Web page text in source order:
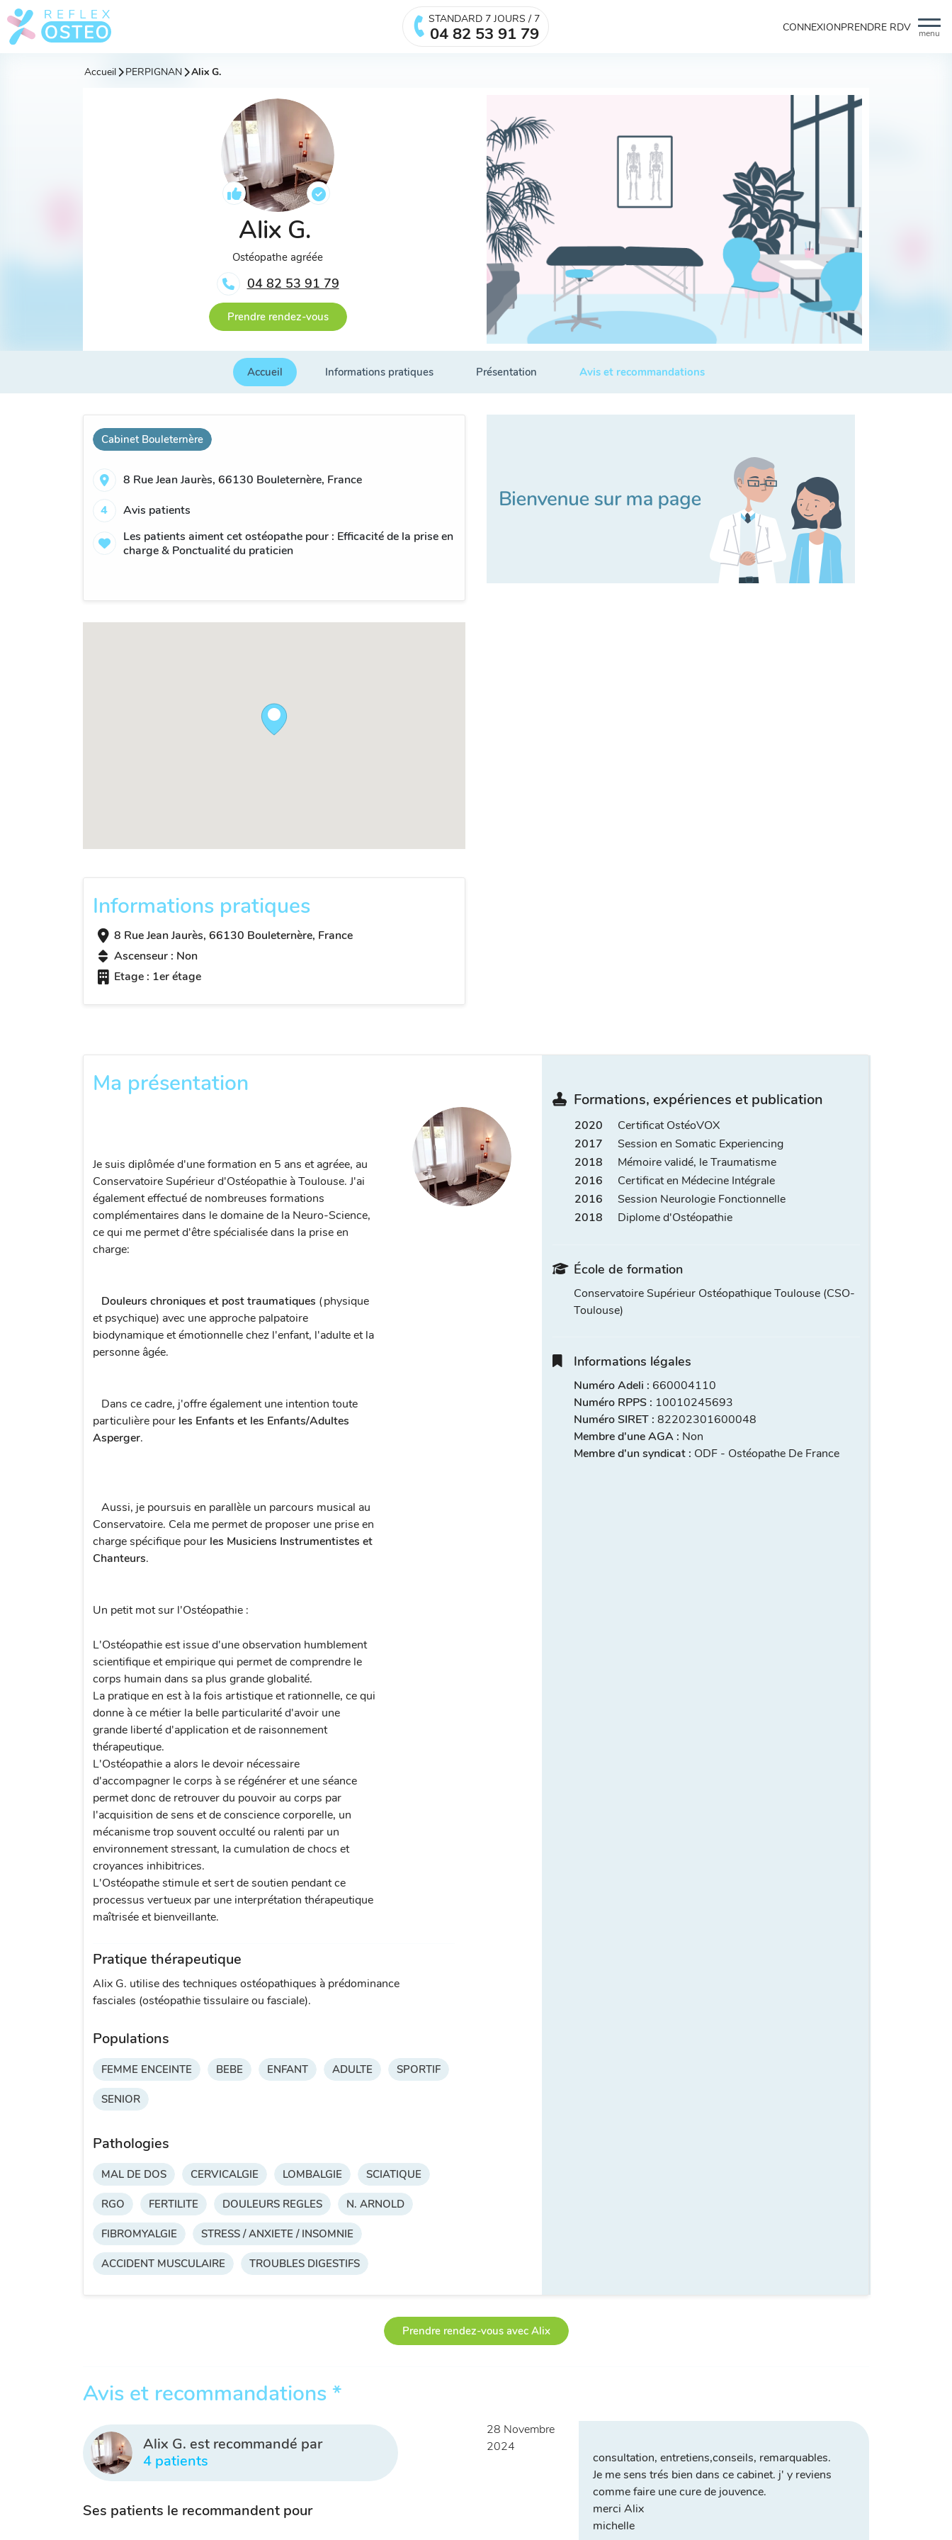
menu
STANDARD 7 JOURS / 7
04 82 53 91 79 CONNEXIONPRENDRE RDV
Accueil PERPIGNAN Alix G.
Alix G.
Ostéopathe agréée
04 82 53 91 79
Prendre rendez-vous
Accueil Informations pratiques Présentation Avis et recommandations
Cabinet Bouleternère
8 Rue Jean Jaurès, 66130 Bouleternère, France
4
Avis patients
Les patients aiment cet ostéopathe pour : Efficacité de la prise en
charge & Ponctualité du praticien
Informations pratiques
8 Rue Jean Jaurès, 66130 Bouleternère, France
Ascenseur : Non
Etage : 1er étage
Ma présentation
Je suis diplômée d'une formation en 5 ans et agréee, au
Conservatoire Supérieur d'Ostéopathie à Toulouse. J'ai
également effectué de nombreuses formations
complémentaires dans le domaine de la Neuro-Science,
ce qui me permet d'être spécialisée dans la prise en
charge:
Douleurs chroniques et post traumatiques (physique
et psychique) avec une approche palpatoire
biodynamique et émotionnelle chez l'enfant, l'adulte et la
personne âgée.
Dans ce cadre, j'offre également une intention toute
particulière pour les Enfants et les Enfants/Adultes
Asperger.
Aussi, je poursuis en parallèle un parcours musical au
Conservatoire. Cela me permet de proposer une prise en
charge spécifique pour les Musiciens Instrumentistes et
Chanteurs.
Un petit mot sur l'Ostéopathie :
L'Ostéopathie est issue d'une observation humblement
scientifique et empirique qui permet de comprendre le
corps humain dans sa plus grande globalité.
La pratique en est à la fois artistique et rationnelle, ce qui
donne à ce métier la belle particularité d'avoir une
grande liberté d'application et de raisonnement
thérapeutique.
L'Ostéopathie a alors le devoir nécessaire
d'accompagner le corps à se régénérer et une séance
permet donc de retrouver du pouvoir au corps par
l'acquisition de sens et de conscience corporelle, un
mécanisme trop souvent occulté ou ralenti par un
environnement stressant, la cumulation de chocs et
croyances inhibitrices.
L'Ostéopathe stimule et sert de soutien pendant ce
processus vertueux par une interprétation thérapeutique
maîtrisée et bienveillante.
Pratique thérapeutique
Alix G. utilise des techniques ostéopathiques à prédominance
fasciales (ostéopathie tissulaire ou fasciale).
Populations
FEMME ENCEINTE BEBE ENFANT ADULTE SPORTIF
SENIOR
Pathologies
MAL DE DOS CERVICALGIE LOMBALGIE SCIATIQUE
RGO FERTILITE DOULEURS REGLES N. ARNOLD
FIBROMYALGIE STRESS / ANXIETE / INSOMNIE
ACCIDENT MUSCULAIRE TROUBLES DIGESTIFS
Formations, expériences et publication
2020
Certificat OstéoVOX
2017
Session en Somatic Experiencing
2018
Mémoire validé, le Traumatisme
2016
Certificat en Médecine Intégrale
2016
Session Neurologie Fonctionnelle
2018
Diplome d'Ostéopathie
École de formation
Conservatoire Supérieur Ostéopathique Toulouse (CSO-
Toulouse)
Informations légales
Numéro Adeli : 660004110
Numéro RPPS : 10010245693
Numéro SIRET : 82202301600048
Membre d'une AGA : Non
Membre d'un syndicat : ODF - Ostéopathe De France
Prendre rendez-vous avec Alix
Avis et recommandations *
Alix G. est recommandé par
4 patients
Ses patients le recommandent pour
28 Novembre
2024
consultation, entretiens,conseils, remarquables.
Je me sens trés bien dans ce cabinet. j' y reviens
comme faire une cure de jouvence.
merci Alix
michelle